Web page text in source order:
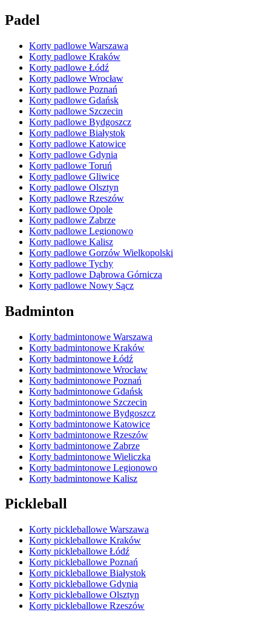
Padel
Korty padlowe Warszawa
Korty padlowe Kraków
Korty padlowe Łódź
Korty padlowe Wrocław
Korty padlowe Poznań
Korty padlowe Gdańsk
Korty padlowe Szczecin
Korty padlowe Bydgoszcz
Korty padlowe Białystok
Korty padlowe Katowice
Korty padlowe Gdynia
Korty padlowe Toruń
Korty padlowe Gliwice
Korty padlowe Olsztyn
Korty padlowe Rzeszów
Korty padlowe Opole
Korty padlowe Zabrze
Korty padlowe Legionowo
Korty padlowe Kalisz
Korty padlowe Gorzów Wielkopolski
Korty padlowe Tychy
Korty padlowe Dąbrowa Górnicza
Korty padlowe Nowy Sącz
Badminton
Korty badmintonowe Warszawa
Korty badmintonowe Kraków
Korty badmintonowe Łódź
Korty badmintonowe Wrocław
Korty badmintonowe Poznań
Korty badmintonowe Gdańsk
Korty badmintonowe Szczecin
Korty badmintonowe Bydgoszcz
Korty badmintonowe Katowice
Korty badmintonowe Rzeszów
Korty badmintonowe Zabrze
Korty badmintonowe Wieliczka
Korty badmintonowe Legionowo
Korty badmintonowe Kalisz
Pickleball
Korty pickleballowe Warszawa
Korty pickleballowe Kraków
Korty pickleballowe Łódź
Korty pickleballowe Poznań
Korty pickleballowe Białystok
Korty pickleballowe Gdynia
Korty pickleballowe Olsztyn
Korty pickleballowe Rzeszów